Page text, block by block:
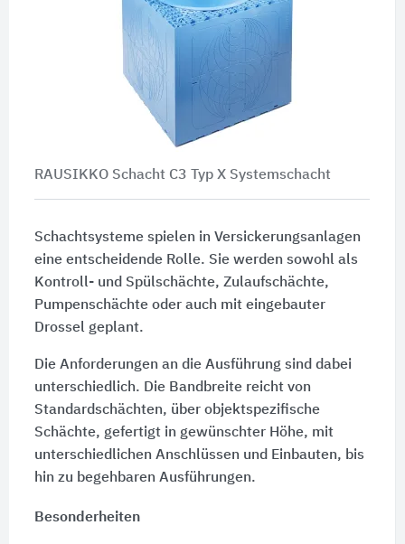
RAUSIKKO Schacht C3 Typ X Systemschacht
Schachtsysteme spielen in Versickerungsanlagen
eine entscheidende Rolle. Sie werden sowohl als
Kontroll- und Spülschächte, Zulaufschächte,
Pumpenschächte oder auch mit eingebauter
Drossel geplant.
Die Anforderungen an die Ausführung sind dabei
unterschiedlich. Die Bandbreite reicht von
Standardschächten, über objektspezifische
Schächte, gefertigt in gewünschter Höhe, mit
unterschiedlichen Anschlüssen und Einbauten, bis
hin zu begehbaren Ausführungen.
Besonderheiten